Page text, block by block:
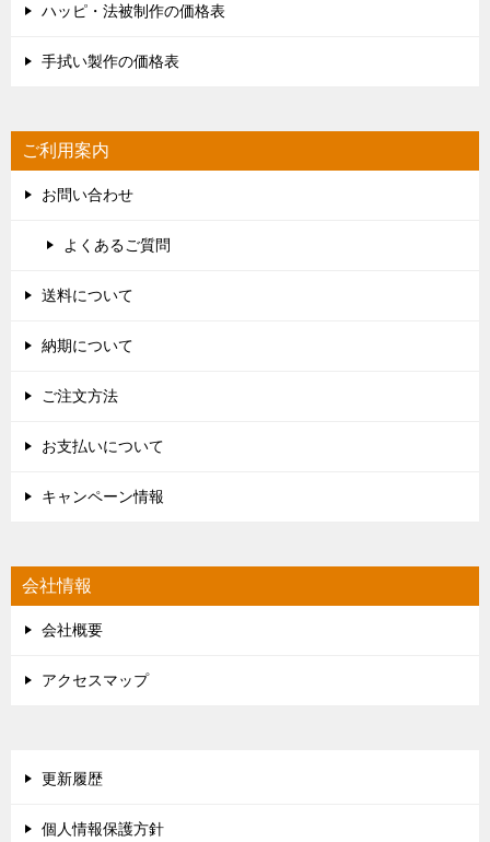
ハッピ・法被制作の価格表
手拭い製作の価格表
ご利用案内
お問い合わせ
よくあるご質問
送料について
納期について
ご注文方法
お支払いについて
キャンペーン情報
会社情報
会社概要
アクセスマップ
更新履歴
個人情報保護方針